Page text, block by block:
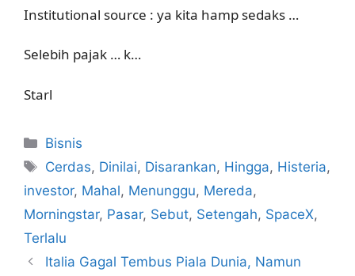
Institutional source : ya kita hamp sedaks …
Selebih pajak … k…
Starl
Kategori
Bisnis
Tag
Cerdas, Dinilai, Disarankan, Hingga, Histeria,
investor, Mahal, Menunggu, Mereda,
Morningstar, Pasar, Sebut, Setengah, SpaceX,
Terlalu
Italia Gagal Tembus Piala Dunia, Namun